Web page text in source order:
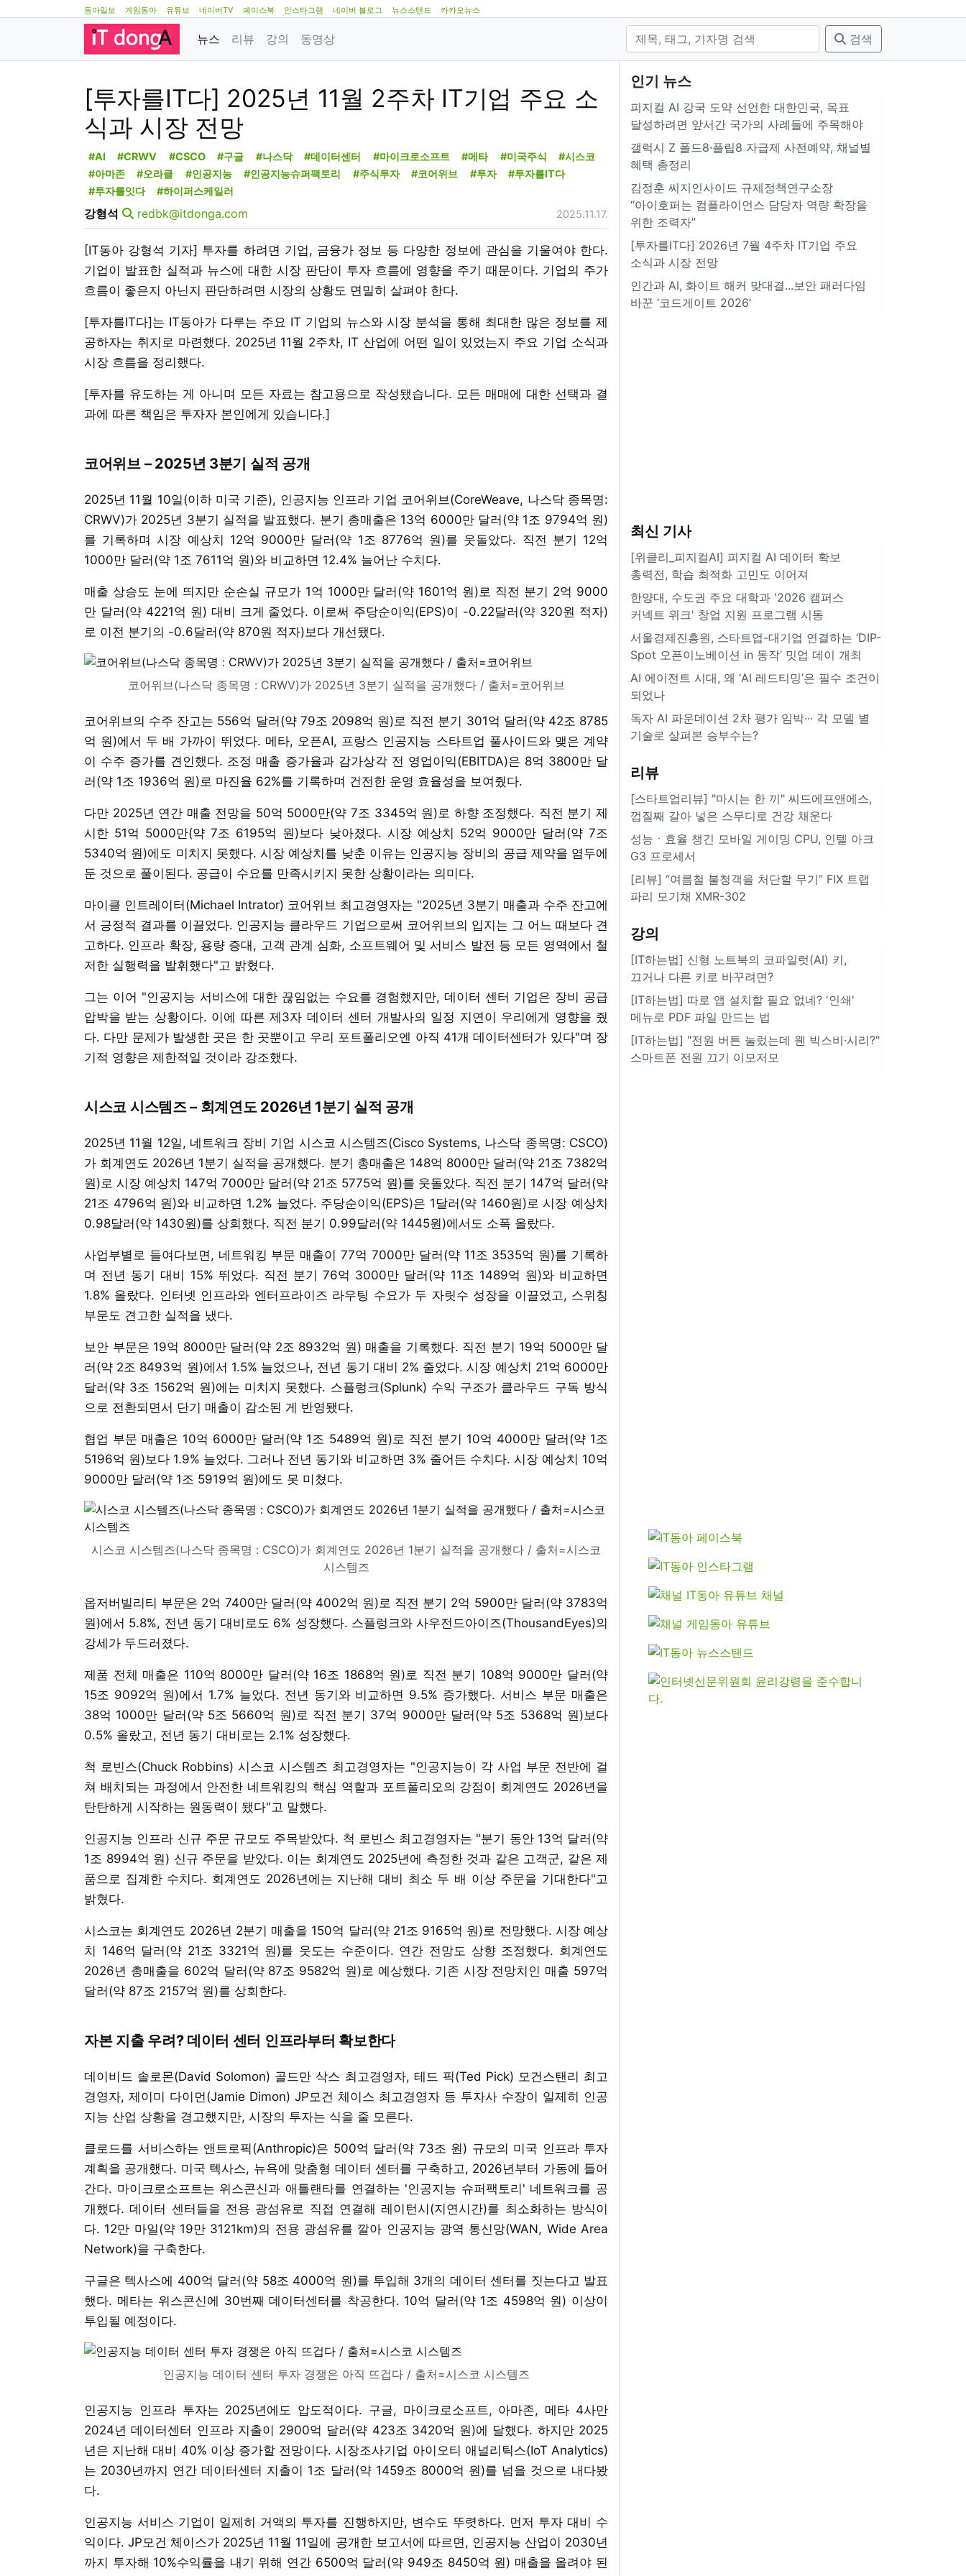
동아일보 게임동아 유튜브 네이버TV 페이스북 인스타그램 네이버 블로그 뉴스스탠드 카카오뉴스
뉴스 리뷰 강의 동영상 검색
[투자를IT다] 2025년 11월 2주차 IT기업 주요 소
식과 시장 전망
#AI #CRWV #CSCO #구글 #나스닥 #데이터센터 #마이크로소프트 #메타 #미국주식
#시스코
#아마존
#오라클 #인공지능 #인공지능슈퍼팩토리 #주식투자 #코어위브 #투자
#투자를IT다
#투자를잇다
#하이퍼스케일러
강형석 redbk@itdonga.com 2025.11.17.
[IT동아 강형석 기자] 투자를 하려면 기업, 금융가 정보 등 다양한 정보에 관심을 기울여야 한다.
기업이 발표한 실적과 뉴스에 대한 시장 판단이 투자 흐름에 영향을 주기 때문이다. 기업의 주가
흐름이 좋은지 아닌지 판단하려면 시장의 상황도 면밀히 살펴야 한다.
[투자를IT다]는 IT동아가 다루는 주요 IT 기업의 뉴스와 시장 분석을 통해 최대한 많은 정보를 제
공하자는 취지로 마련했다. 2025년 11월 2주차, IT 산업에 어떤 일이 있었는지 주요 기업 소식과
시장 흐름을 정리했다.
[투자를 유도하는 게 아니며 모든 자료는 참고용으로 작성됐습니다. 모든 매매에 대한 선택과 결
과에 따른 책임은 투자자 본인에게 있습니다.]
코어위브 – 2025년 3분기 실적 공개
2025년 11월 10일(이하 미국 기준), 인공지능 인프라 기업 코어위브(CoreWeave, 나스닥 종목명:
CRWV)가 2025년 3분기 실적을 발표했다. 분기 총매출은 13억 6000만 달러(약 1조 9794억 원)
를 기록하며 시장 예상치 12억 9000만 달러(약 1조 8776억 원)를 웃돌았다. 직전 분기 12억
1000만 달러(약 1조 7611억 원)와 비교하면 12.4% 늘어난 수치다.
매출 상승도 눈에 띄지만 순손실 규모가 1억 1000만 달러(약 1601억 원)로 직전 분기 2억 9000
만 달러(약 4221억 원) 대비 크게 줄었다. 이로써 주당순이익(EPS)이 -0.22달러(약 320원 적자)
로 이전 분기의 -0.6달러(약 870원 적자)보다 개선됐다.
코어위브(나스닥 종목명 : CRWV)가 2025년 3분기 실적을 공개했다 / 출처=코어위브
코어위브의 수주 잔고는 556억 달러(약 79조 2098억 원)로 직전 분기 301억 달러(약 42조 8785
억 원)에서 두 배 가까이 뛰었다. 메타, 오픈AI, 프랑스 인공지능 스타트업 풀사이드와 맺은 계약
이 수주 증가를 견인했다. 조정 매출 증가율과 감가상각 전 영업이익(EBITDA)은 8억 3800만 달
러(약 1조 1936억 원)로 마진율 62%를 기록하며 건전한 운영 효율성을 보여줬다.
다만 2025년 연간 매출 전망을 50억 5000만(약 7조 3345억 원)로 하향 조정했다. 직전 분기 제
시한 51억 5000만(약 7조 6195억 원)보다 낮아졌다. 시장 예상치 52억 9000만 달러(약 7조
5340억 원)에도 미치지 못했다. 시장 예상치를 낮춘 이유는 인공지능 장비의 공급 제약을 염두에
둔 것으로 풀이된다. 공급이 수요를 만족시키지 못한 상황이라는 의미다.
마이클 인트레이터(Michael Intrator) 코어위브 최고경영자는 "2025년 3분기 매출과 수주 잔고에
서 긍정적 결과를 이끌었다. 인공지능 클라우드 기업으로써 코어위브의 입지는 그 어느 때보다 견
고하다. 인프라 확장, 용량 증대, 고객 관계 심화, 소프트웨어 및 서비스 발전 등 모든 영역에서 철
저한 실행력을 발휘했다"고 밝혔다.
그는 이어 "인공지능 서비스에 대한 끊임없는 수요를 경험했지만, 데이터 센터 기업은 장비 공급
압박을 받는 상황이다. 이에 따른 제3자 데이터 센터 개발사의 일정 지연이 우리에게 영향을 줬
다. 다만 문제가 발생한 곳은 한 곳뿐이고 우리 포트폴리오엔 아직 41개 데이터센터가 있다"며 장
기적 영향은 제한적일 것이라 강조했다.
시스코 시스템즈 – 회계연도 2026년 1분기 실적 공개
2025년 11월 12일, 네트워크 장비 기업 시스코 시스템즈(Cisco Systems, 나스닥 종목명: CSCO)
가 회계연도 2026년 1분기 실적을 공개했다. 분기 총매출은 148억 8000만 달러(약 21조 7382억
원)로 시장 예상치 147억 7000만 달러(약 21조 5775억 원)를 웃돌았다. 직전 분기 147억 달러(약
21조 4796억 원)와 비교하면 1.2% 늘었다. 주당순이익(EPS)은 1달러(약 1460원)로 시장 예상치
0.98달러(약 1430원)를 상회했다. 직전 분기 0.99달러(약 1445원)에서도 소폭 올랐다.
사업부별로 들여다보면, 네트워킹 부문 매출이 77억 7000만 달러(약 11조 3535억 원)를 기록하
며 전년 동기 대비 15% 뛰었다. 직전 분기 76억 3000만 달러(약 11조 1489억 원)와 비교하면
1.8% 올랐다. 인터넷 인프라와 엔터프라이즈 라우팅 수요가 두 자릿수 성장을 이끌었고, 스위칭
부문도 견고한 실적을 냈다.
보안 부문은 19억 8000만 달러(약 2조 8932억 원) 매출을 기록했다. 직전 분기 19억 5000만 달
러(약 2조 8493억 원)에서 1.5% 늘었으나, 전년 동기 대비 2% 줄었다. 시장 예상치 21억 6000만
달러(약 3조 1562억 원)에는 미치지 못했다. 스플렁크(Splunk) 수익 구조가 클라우드 구독 방식
으로 전환되면서 단기 매출이 감소된 게 반영됐다.
협업 부문 매출은 10억 6000만 달러(약 1조 5489억 원)로 직전 분기 10억 4000만 달러(약 1조
5196억 원)보다 1.9% 늘었다. 그러나 전년 동기와 비교하면 3% 줄어든 수치다. 시장 예상치 10억
9000만 달러(약 1조 5919억 원)에도 못 미쳤다.
시스코 시스템즈(나스닥 종목명 : CSCO)가 회계연도 2026년 1분기 실적을 공개했다 / 출처=시스코
시스템즈
옵저버빌리티 부문은 2억 7400만 달러(약 4002억 원)로 직전 분기 2억 5900만 달러(약 3783억
원)에서 5.8%, 전년 동기 대비로도 6% 성장했다. 스플렁크와 사우전드아이즈(ThousandEyes)의
강세가 두드러졌다.
제품 전체 매출은 110억 8000만 달러(약 16조 1868억 원)로 직전 분기 108억 9000만 달러(약
15조 9092억 원)에서 1.7% 늘었다. 전년 동기와 비교하면 9.5% 증가했다. 서비스 부문 매출은
38억 1000만 달러(약 5조 5660억 원)로 직전 분기 37억 9000만 달러(약 5조 5368억 원)보다
0.5% 올랐고, 전년 동기 대비로는 2.1% 성장했다.
척 로빈스(Chuck Robbins) 시스코 시스템즈 최고경영자는 "인공지능이 각 사업 부문 전반에 걸
쳐 배치되는 과정에서 안전한 네트워킹의 핵심 역할과 포트폴리오의 강점이 회계연도 2026년을
탄탄하게 시작하는 원동력이 됐다"고 말했다.
인공지능 인프라 신규 주문 규모도 주목받았다. 척 로빈스 최고경영자는 "분기 동안 13억 달러(약
1조 8994억 원) 신규 주문을 받았다. 이는 회계연도 2025년에 측정한 것과 같은 고객군, 같은 제
품으로 집계한 수치다. 회계연도 2026년에는 지난해 대비 최소 두 배 이상 주문을 기대한다"고
밝혔다.
시스코는 회계연도 2026년 2분기 매출을 150억 달러(약 21조 9165억 원)로 전망했다. 시장 예상
치 146억 달러(약 21조 3321억 원)를 웃도는 수준이다. 연간 전망도 상향 조정했다. 회계연도
2026년 총매출을 602억 달러(약 87조 9582억 원)로 예상했다. 기존 시장 전망치인 매출 597억
달러(약 87조 2157억 원)를 상회한다.
자본 지출 우려? 데이터 센터 인프라부터 확보한다
데이비드 솔로몬(David Solomon) 골드만 삭스 최고경영자, 테드 픽(Ted Pick) 모건스탠리 최고
경영자, 제이미 다이먼(Jamie Dimon) JP모건 체이스 최고경영자 등 투자사 수장이 일제히 인공
지능 산업 상황을 경고했지만, 시장의 투자는 식을 줄 모른다.
클로드를 서비스하는 앤트로픽(Anthropic)은 500억 달러(약 73조 원) 규모의 미국 인프라 투자
계획을 공개했다. 미국 텍사스, 뉴욕에 맞춤형 데이터 센터를 구축하고, 2026년부터 가동에 들어
간다. 마이크로소프트는 위스콘신과 애틀랜타를 연결하는 '인공지능 슈퍼팩토리' 네트워크를 공
개했다. 데이터 센터들을 전용 광섬유로 직접 연결해 레이턴시(지연시간)를 최소화하는 방식이
다. 12만 마일(약 19만 3121km)의 전용 광섬유를 깔아 인공지능 광역 통신망(WAN, Wide Area
Network)을 구축한다.
구글은 텍사스에 400억 달러(약 58조 4000억 원)를 투입해 3개의 데이터 센터를 짓는다고 발표
했다. 메타는 위스콘신에 30번째 데이터센터를 착공한다. 10억 달러(약 1조 4598억 원) 이상이
투입될 예정이다.
인공지능 데이터 센터 투자 경쟁은 아직 뜨겁다 / 출처=시스코 시스템즈
인공지능 인프라 투자는 2025년에도 압도적이다. 구글, 마이크로소프트, 아마존, 메타 4사만
2024년 데이터센터 인프라 지출이 2900억 달러(약 423조 3420억 원)에 달했다. 하지만 2025
년은 지난해 대비 40% 이상 증가할 전망이다. 시장조사기업 아이오티 애널리틱스(IoT Analytics)
는 2030년까지 연간 데이터센터 지출이 1조 달러(약 1459조 8000억 원)를 넘을 것으로 내다봤
다.
인공지능 서비스 기업이 일제히 거액의 투자를 진행하지만, 변수도 뚜렷하다. 먼저 투자 대비 수
익이다. JP모건 체이스가 2025년 11월 11일에 공개한 보고서에 따르면, 인공지능 산업이 2030년
까지 투자해 10%수익률을 내기 위해 연간 6500억 달러(약 949조 8450억 원) 매출을 올려야 된
인기 뉴스
피지컬 AI 강국 도약 선언한 대한민국, 목표
달성하려면 앞서간 국가의 사례들에 주목해야
갤럭시 Z 폴드8·플립8 자급제 사전예약, 채널별
혜택 총정리
김정훈 씨지인사이드 규제정책연구소장
“아이호퍼는 컴플라이언스 담당자 역량 확장을
위한 조력자”
[투자를IT다] 2026년 7월 4주차 IT기업 주요
소식과 시장 전망
인간과 AI, 화이트 해커 맞대결...보안 패러다임
바꾼 ‘코드게이트 2026’
최신 기사
[위클리_피지컬AI] 피지컬 AI 데이터 확보
총력전, 학습 최적화 고민도 이어져
한양대, 수도권 주요 대학과 '2026 캠퍼스
커넥트 위크' 창업 지원 프로그램 시동
서울경제진흥원, 스타트업-대기업 연결하는 ‘DIP-
Spot 오픈이노베이션 in 동작’ 밋업 데이 개최
AI 에이전트 시대, 왜 ‘AI 레드티밍’은 필수 조건이
되었나
독자 AI 파운데이션 2차 평가 임박··· 각 모델 별
기술로 살펴본 승부수는?
리뷰
[스타트업리뷰] "마시는 한 끼" 씨드에프앤에스,
껍질째 갈아 넣은 스무디로 건강 채운다
성능ㆍ효율 챙긴 모바일 게이밍 CPU, 인텔 아크
G3 프로세서
[리뷰] “여름철 불청객을 처단할 무기” FIX 트랩
파리 모기채 XMR-302
강의
[IT하는법] 신형 노트북의 코파일럿(AI) 키,
끄거나 다른 키로 바꾸려면?
[IT하는법] 따로 앱 설치할 필요 없네? '인쇄'
메뉴로 PDF 파일 만드는 법
[IT하는법] "전원 버튼 눌렀는데 웬 빅스비·시리?"
스마트폰 전원 끄기 이모저모